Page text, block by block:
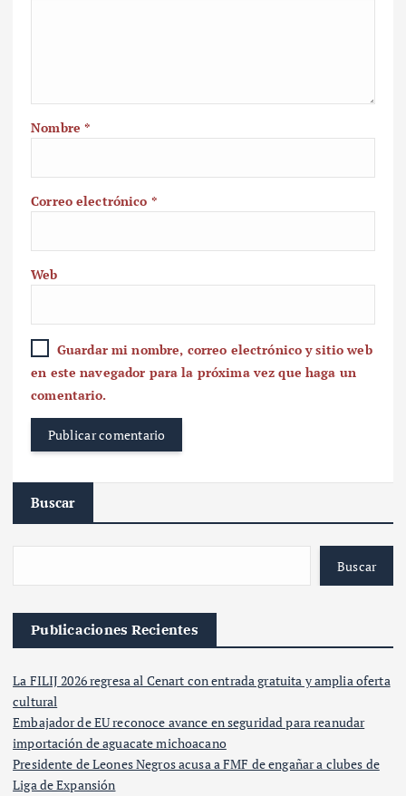
Nombre*
Correo electrónico *
Web
Guardar mi nombre, correo electrónico y sitio web
en este navegador para la próxima vez que haga un
comentario.
Buscar
Buscar
Publicaciones Recientes
La FILIJ 2026 regresa al Cenart con entrada gratuita y amplia oferta
cultural
Embajador de EU reconoce avance en seguridad para reanudar
importación de aguacate michoacano
Presidente de Leones Negros acusa a FMF de engañar a clubes de
Liga de Expansión